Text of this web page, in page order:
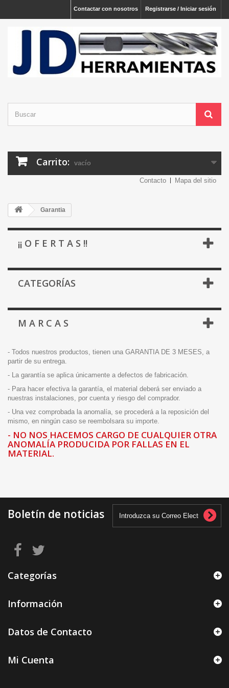
Registrarse / Iniciar sesión
Contactar con nosotros
Carrito: vacío
Contacto Mapa del sitio
Garantia
¡¡ O F E R T A S !!
CATEGORÍAS
M A R C A S
- Todos nuestros productos, tienen una GARANTIA DE 3 MESES, a
partir de su entrega.
- La garantía se aplica únicamente a defectos de fabricación.
- Para hacer efectiva la garantía, el material deberá ser enviado a
nuestras instalaciones, por cuenta y riesgo del comprador.
- Una vez comprobada la anomalía, se procederá a la reposición del
mismo, en ningún caso se reembolsara su importe.
- NO NOS HACEMOS CARGO DE CUALQUIER OTRA
ANOMALÍA PRODUCIDA POR FALLAS EN EL
MATERIAL.
Boletín de noticias
Categorías
Información
Datos de Contacto
Mi Cuenta